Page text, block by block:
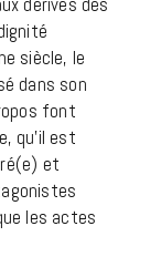
siècle, le
dans son
font
qu’il est
et
les actes